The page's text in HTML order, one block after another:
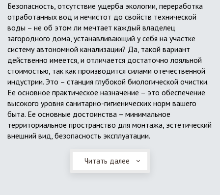
Безопасность, отсутствие ущерба экологии, переработка
отработанных вод и нечистот до свойств технической
воды – не об этом ли мечтает каждый владелец
загородного дома, устанавливающий у себя на участке
систему автономной канализации? Да, такой вариант
действенно имеется, и отличается достаточно лояльной
стоимостью, так как производится силами отечественной
индустрии. Это – станция глубокой биологической очистки.
Ее основное практическое назначение – это обеспечение
высокого уровня санитарно-гигиенических норм вашего
быта. Ее основные достоинства – минимальное
территориальное пространство для монтажа, эстетический
внешний вид, безопасность эксплуатации.
Читать далее